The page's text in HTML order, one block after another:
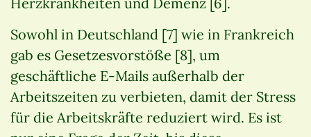
Sowohl in Deutschland [7] wie in Frankreich
gab es Gesetzesvorstöße [8], um
geschäftliche E-Mails außerhalb der
Arbeitszeiten zu verbieten, damit der Stress
für die Arbeitskräfte reduziert wird. Es ist